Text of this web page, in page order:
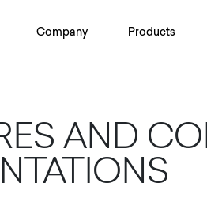
Company Products
AND